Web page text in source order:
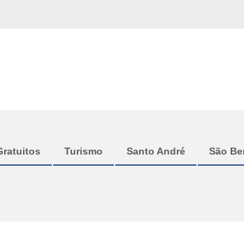
Turismo Santo André São